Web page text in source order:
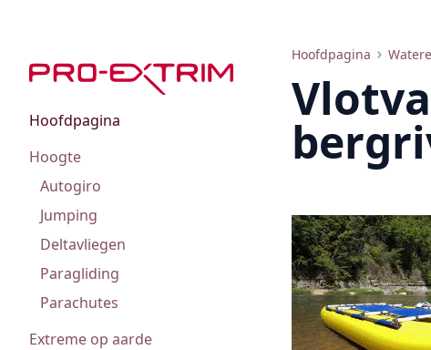
Hoofdpagina
Hoogte
Autogiro
Jumping
Deltavliegen
Paragliding
Parachutes
Extreme op aarde
Hoofdpagina
Vlotvaartuigen voor bergrivieren: van opblaasbare kajaks tot catamarans, kenmerken, foto's